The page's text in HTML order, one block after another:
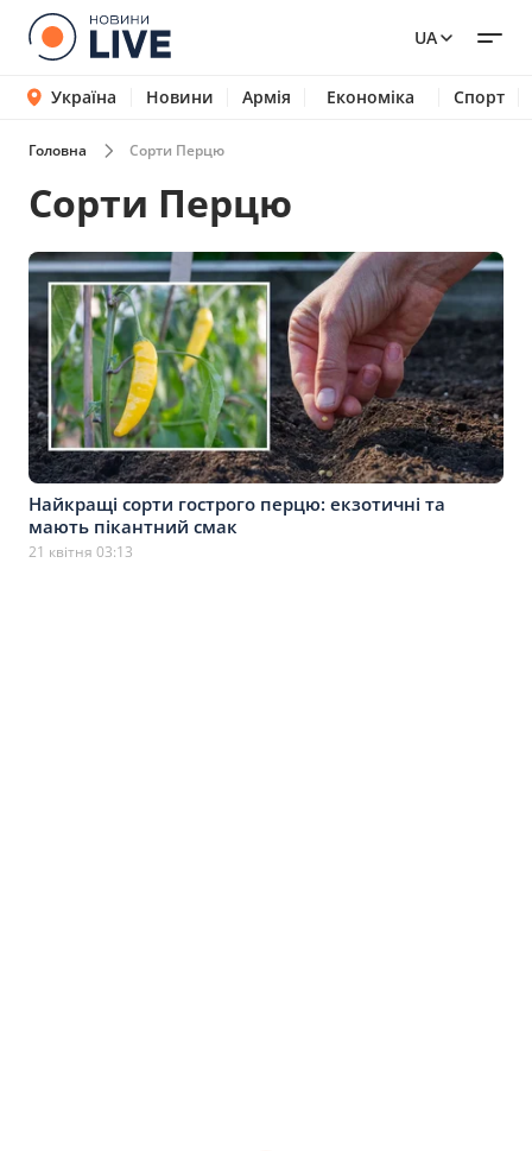
UA
Україна Новини Армія Економіка Спорт
Головна Сорти Перцю
Сорти Перцю
Найкращі сорти гострого перцю: екзотичні та
мають пікантний смак
21 квітня 03:13